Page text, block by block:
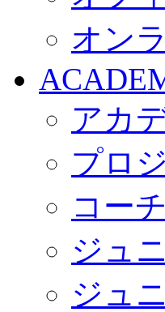
オン
アカ
プロ
コー
ジュ
ジュ